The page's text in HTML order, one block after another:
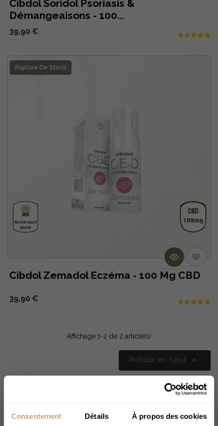
Consentement Détails À propos des cookies
Cibdol Soridol Psoriasis &
Démangeaisons - 100...
39,90 €
Cibdol Zemadol Eczéma - 100 Mg CBD
39,90 €
Rupture De Stock
Affichage 1-2 de 2 article(s)
Retour en haut 